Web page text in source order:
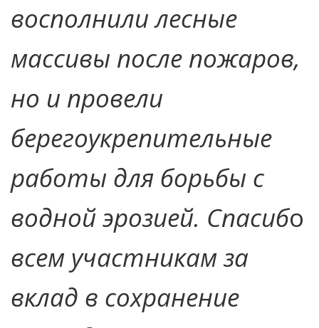
восполнили лесные
массивы после пожаров,
но и провели
берегоукрепительные
работы для борьбы с
водной эрозией. Спасибо
всем участникам за
вклад в сохранение